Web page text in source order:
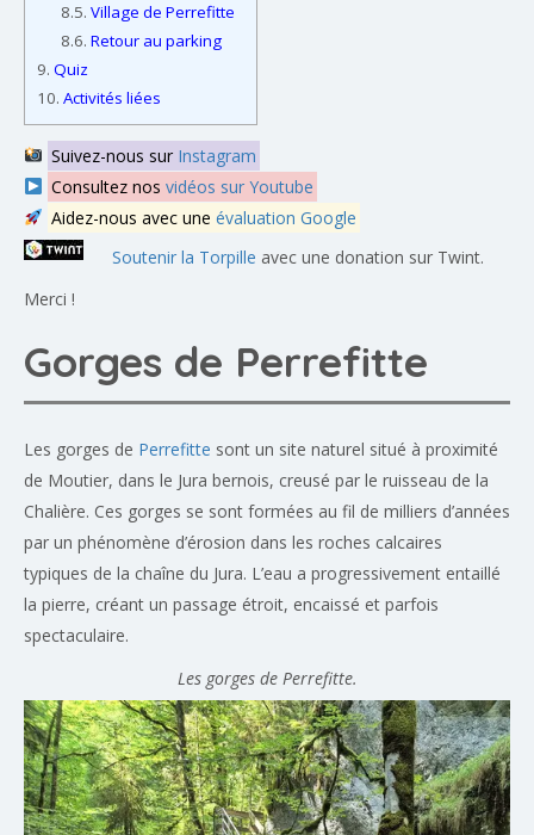
8.5. Village de Perrefitte
8.6. Retour au parking
9. Quiz
10. Activités liées
Suivez-nous sur Instagram
Consultez nos vidéos sur Youtube
Aidez-nous avec une évaluation Google
Soutenir la Torpille avec une donation sur Twint.
Merci !
Gorges de Perrefitte
Les gorges de Perrefitte sont un site naturel situé à proximité
de Moutier, dans le Jura bernois, creusé par le ruisseau de la
Chalière. Ces gorges se sont formées au fil de milliers d’années
par un phénomène d’érosion dans les roches calcaires
typiques de la chaîne du Jura. L’eau a progressivement entaillé
la pierre, créant un passage étroit, encaissé et parfois
spectaculaire.
Les gorges de Perrefitte.